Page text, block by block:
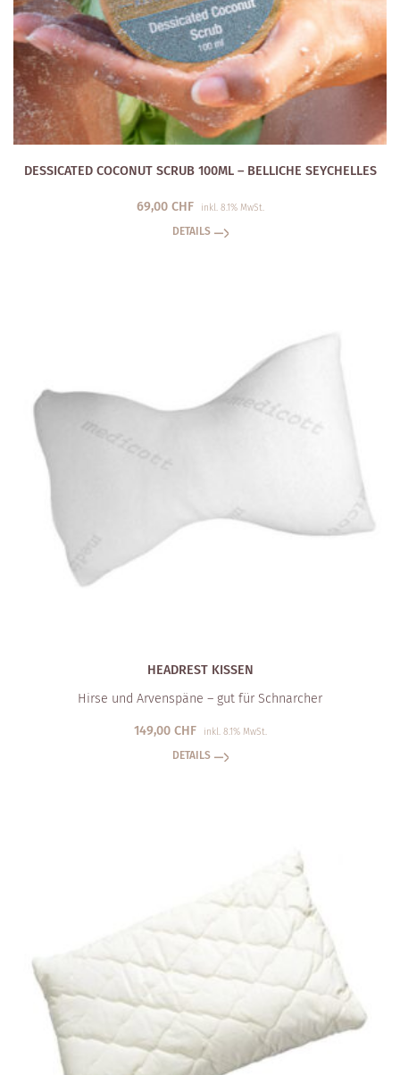
DESSICATED COCONUT SCRUB 100ML – BELLICHE SEYCHELLES
69,00 CHF inkl. 8.1% MwSt.
DETAILS
HEADREST KISSEN
Hirse und Arvenspäne – gut für Schnarcher
149,00 CHF inkl. 8.1% MwSt.
DETAILS